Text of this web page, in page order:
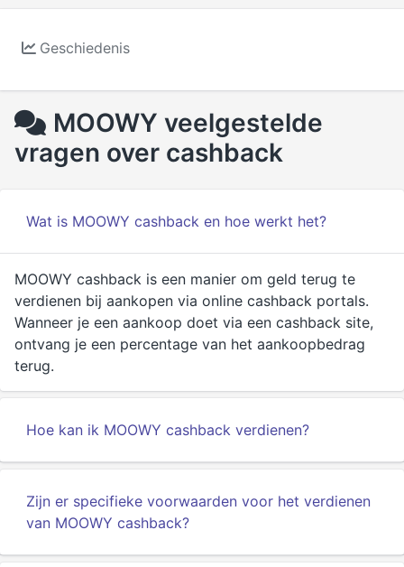
Geschiedenis
MOOWY veelgestelde
vragen over cashback
Wat is MOOWY cashback en hoe werkt het?
MOOWY cashback is een manier om geld terug te
verdienen bij aankopen via online cashback portals.
Wanneer je een aankoop doet via een cashback site,
ontvang je een percentage van het aankoopbedrag
terug.
Hoe kan ik MOOWY cashback verdienen?
Zijn er specifieke voorwaarden voor het verdienen
van MOOWY cashback?